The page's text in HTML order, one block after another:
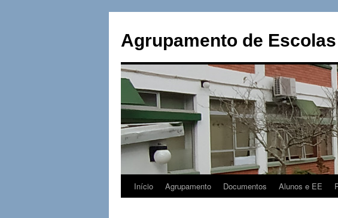
o
conteúdo
Agrupamento de
Início Agrupamento Documentos Alunos e EE